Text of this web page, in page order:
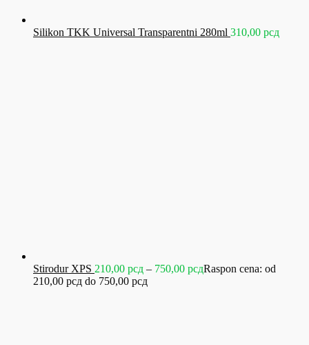
Silikon TKK Universal Transparentni 280ml 310,00 рсд
Stirodur XPS 210,00 рсд – 750,00 рсдRaspon cena: od
210,00 рсд do 750,00 рсд